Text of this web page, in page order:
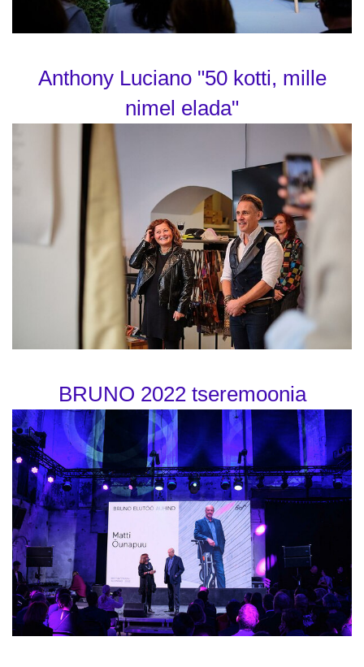
Anthony Luciano "50 kotti, mille
nimel elada"
BRUNO 2022 tseremoonia